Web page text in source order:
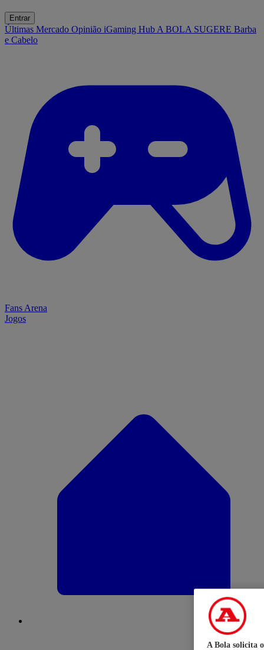
Entrar
Últimas Mercado Opinião iGaming Hub A BOLA SUGERE Barba
e Cabelo
Fans Arena
Jogos
A Bola solicita